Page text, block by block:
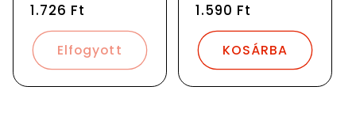
Normál
ár
1.726 Ft
Elfogyott
Normál
ár
1.590 Ft
KOSÁRBA